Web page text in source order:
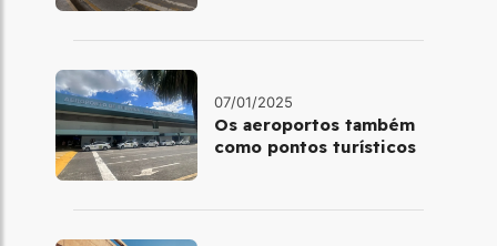
07/01/2025
Os aeroportos também
como pontos turísticos